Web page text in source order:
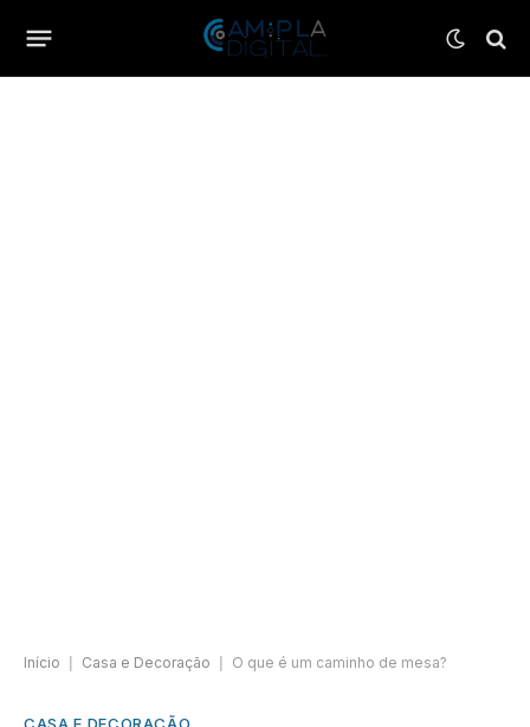
Início Casa e Decoração O que é um caminho de mesa?